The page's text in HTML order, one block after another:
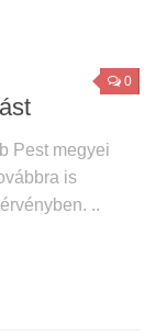
0
Pest megyei
is
..